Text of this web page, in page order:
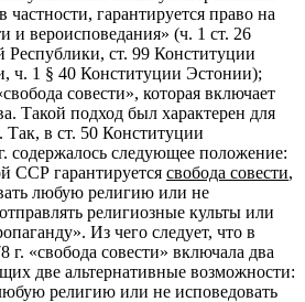
гарантируется право на
и вероисповедания» (ч. 1 ст. 26
Республики, ст. 99 Конституции
ч. 1 § 40 Конституции Эстонии);
совести», которая включает
Такой подход был характерен для
Так, в ст. 50 Конституции
содержалось следующее положение:
ССР гарантируется свобода совести,
любую религию или не
религиозные культы или
Из чего следует, что в
«свобода совести» включала два
две альтернативные возможности:
религию или не исповедовать